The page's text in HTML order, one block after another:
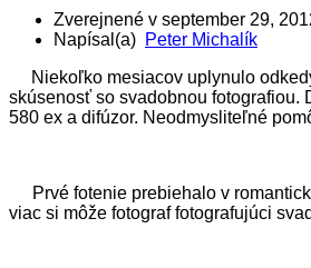
Zverejnené v september 29,
Napísal(a) Peter Michalík
Niekoľko mesiacov uplynulo
skúsenosť so svadobnou fotografiou.
580 ex a difúzor. Neodmysliteľné
Prvé fotenie prebiehalo v
viac si môže fotograf fotografujúci